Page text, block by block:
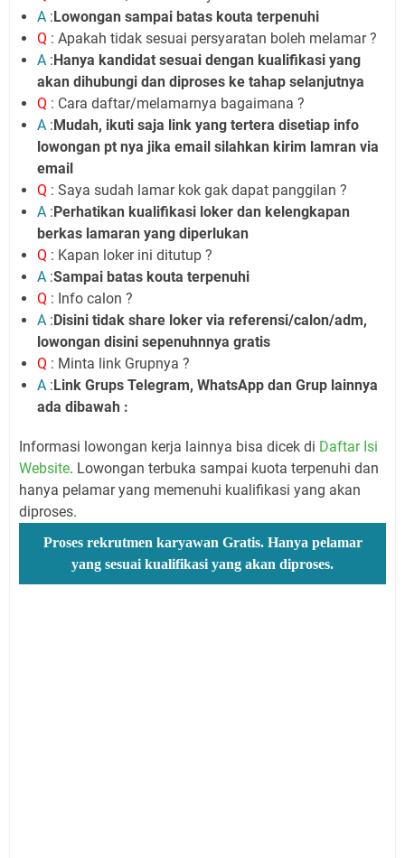
A :Lowongan sampai batas kouta terpenuhi
Q : Apakah tidak sesuai persyaratan boleh melamar ?
A :Hanya kandidat sesuai dengan kualifikasi yang
akan dihubungi dan diproses ke tahap selanjutnya
Q : Cara daftar/melamarnya bagaimana ?
A :Mudah, ikuti saja link yang tertera disetiap info
lowongan pt nya jika email silahkan kirim lamran via
email
Q : Saya sudah lamar kok gak dapat panggilan ?
A :Perhatikan kualifikasi loker dan kelengkapan
berkas lamaran yang diperlukan
Q : Kapan loker ini ditutup ?
A :Sampai batas kouta terpenuhi
Q : Info calon ?
A :Disini tidak share loker via referensi/calon/adm,
lowongan disini sepenuhnnya gratis
Q : Minta link Grupnya ?
A :Link Grups Telegram, WhatsApp dan Grup lainnya
ada dibawah :
Informasi lowongan kerja lainnya bisa dicek di Daftar Isi
Website. Lowongan terbuka sampai kuota terpenuhi dan
hanya pelamar yang memenuhi kualifikasi yang akan
diproses.
Proses rekrutmen karyawan Gratis. Hanya pelamar
yang sesuai kualifikasi yang akan diproses.